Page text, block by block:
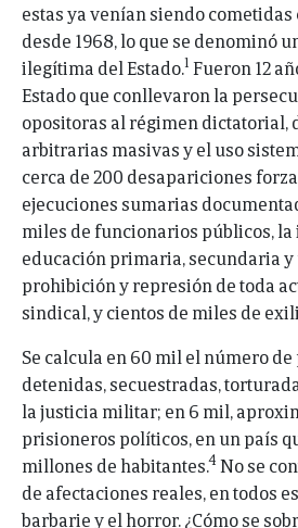
estas ya venían siendo cometidas
desde 1968, lo que se denominó
ilegítima del Estado.1 Fueron 12
Estado que conllevaron la
opositoras al régimen dictatorial,
arbitrarias masivas y el uso
cerca de 200 desapariciones
ejecuciones sumarias
miles de funcionarios públicos,
educación primaria, secundaria
prohibición y represión de toda
sindical, y cientos de miles de
Se calcula en 60 mil el número
detenidas, secuestradas,
la justicia militar; en 6 mil,
prisioneros políticos, en un país
millones de habitantes.4 No se
de afectaciones reales, en todos
barbarie y el horror. ¿Cómo se